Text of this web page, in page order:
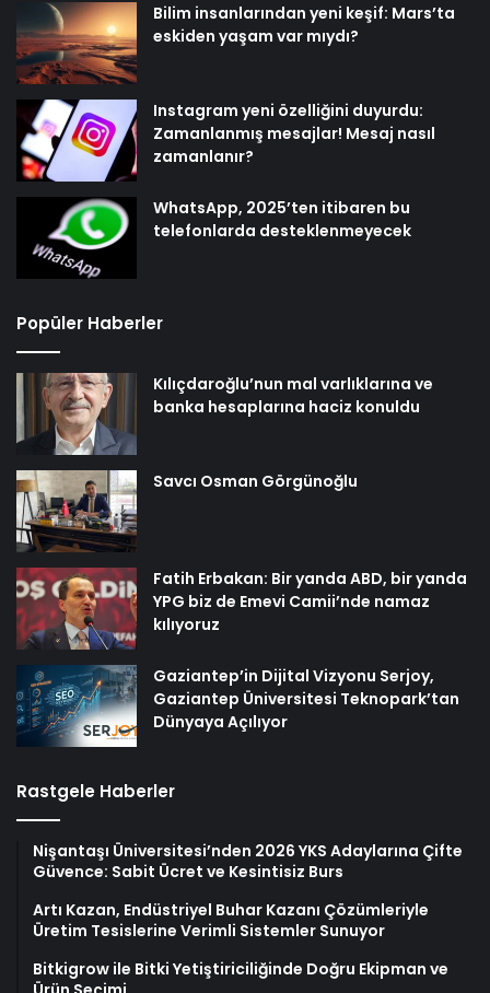
Bilim insanlarından yeni keşif: Mars’ta
eskiden yaşam var mıydı?
Instagram yeni özelliğini duyurdu:
Zamanlanmış mesajlar! Mesaj nasıl
zamanlanır?
WhatsApp, 2025’ten itibaren bu
telefonlarda desteklenmeyecek
Popüler Haberler
Kılıçdaroğlu’nun mal varlıklarına ve
banka hesaplarına haciz konuldu
Savcı Osman Görgünoğlu
Fatih Erbakan: Bir yanda ABD, bir yanda
YPG biz de Emevi Camii’nde namaz
kılıyoruz
Gaziantep’in Dijital Vizyonu Serjoy,
Gaziantep Üniversitesi Teknopark’tan
Dünyaya Açılıyor
Rastgele Haberler
Nişantaşı Üniversitesi’nden 2026 YKS Adaylarına Çifte
Güvence: Sabit Ücret ve Kesintisiz Burs
Artı Kazan, Endüstriyel Buhar Kazanı Çözümleriyle
Üretim Tesislerine Verimli Sistemler Sunuyor
Bitkigrow ile Bitki Yetiştiriciliğinde Doğru Ekipman ve